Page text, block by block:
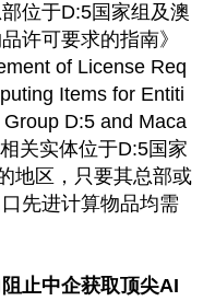
位于D:5国家组及澳
许可要求的指南》
of License Req
Items for Entiti
D:5 and Maca
关实体位于D:5国家
地区，只要其总部或
先进计算物品均需
止中企获取顶尖AI